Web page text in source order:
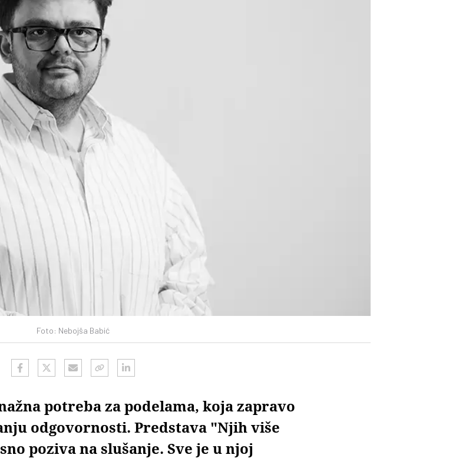
Foto: Nebojša Babić
potreba za podelama, koja zapravo
odgovornosti. Predstava "Njih više
poziva na slušanje. Sve je u njoj